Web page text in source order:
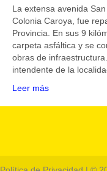
La extensa avenida
Colonia Caroya, fue
Provincia. En sus 9
carpeta asfáltica y se
obras de
intendente de la
Leer más